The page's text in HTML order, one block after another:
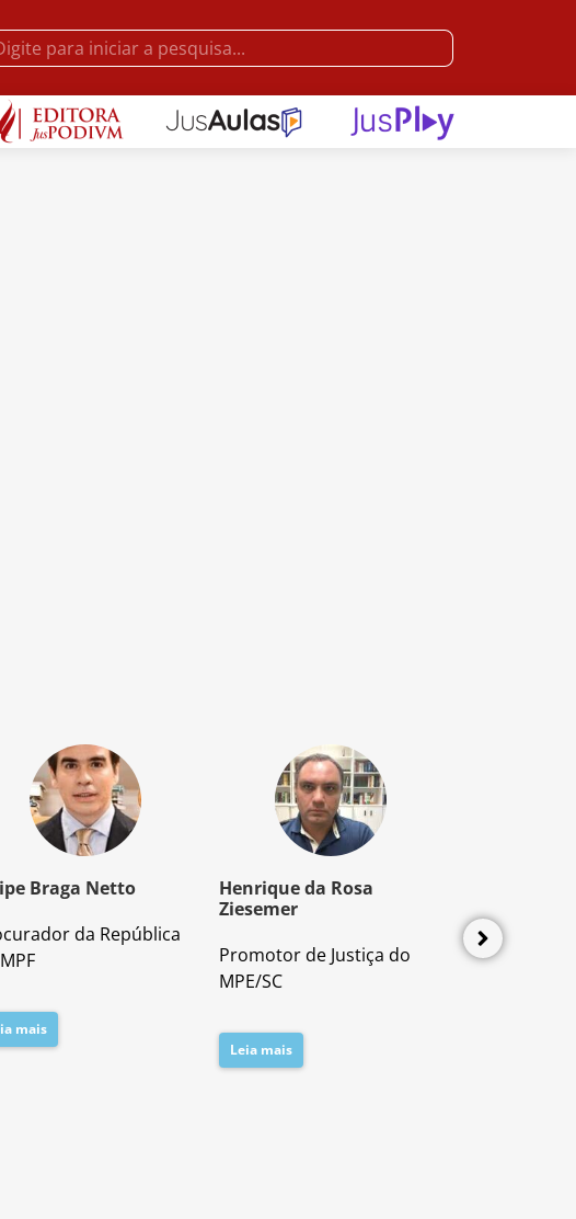
Braga Netto
da República
mais
Henrique da Rosa
Ziesemer
Promotor de Justiça do
MPE/SC
Leia mais
Advogado e
Direito